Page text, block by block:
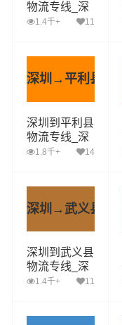
物流专线_深
圳到明溪县货
1.4千+ 11
深圳→平利县
深圳到平利县
物流专线_深
圳到平利县货
1.8千+ 14
深圳→武义县
深圳到武义县
物流专线_深
圳到武义县货
1.4千+ 11